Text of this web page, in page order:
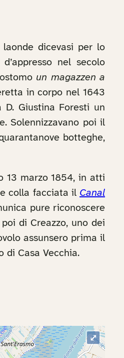
dicevasi per lo
nel secolo
un magazzen a
in corpo nel 1643
Giustina Foresti un
Solennizzavano poi il
botteghe,
13 marzo 1854, in atti
colla facciata il Canal
pure riconoscere
di Creazzo, uno dei
assunsero prima il
di Casa Vecchia.